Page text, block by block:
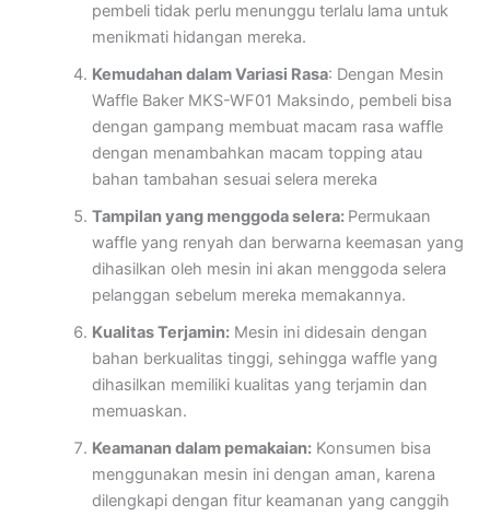
pembeli tidak perlu menunggu terlalu lama untuk
menikmati hidangan mereka.
Kemudahan dalam Variasi Rasa: Dengan Mesin
Waffle Baker MKS-WF01 Maksindo, pembeli bisa
dengan gampang membuat macam rasa waffle
dengan menambahkan macam topping atau
bahan tambahan sesuai selera mereka
Tampilan yang menggoda selera: Permukaan
waffle yang renyah dan berwarna keemasan yang
dihasilkan oleh mesin ini akan menggoda selera
pelanggan sebelum mereka memakannya.
Kualitas Terjamin:Mesin ini didesain dengan
bahan berkualitas tinggi, sehingga waffle yang
dihasilkan memiliki kualitas yang terjamin dan
memuaskan.
Keamanan dalam pemakaian:Konsumen bisa
menggunakan mesin ini dengan aman, karena
dilengkapi dengan fitur keamanan yang canggih